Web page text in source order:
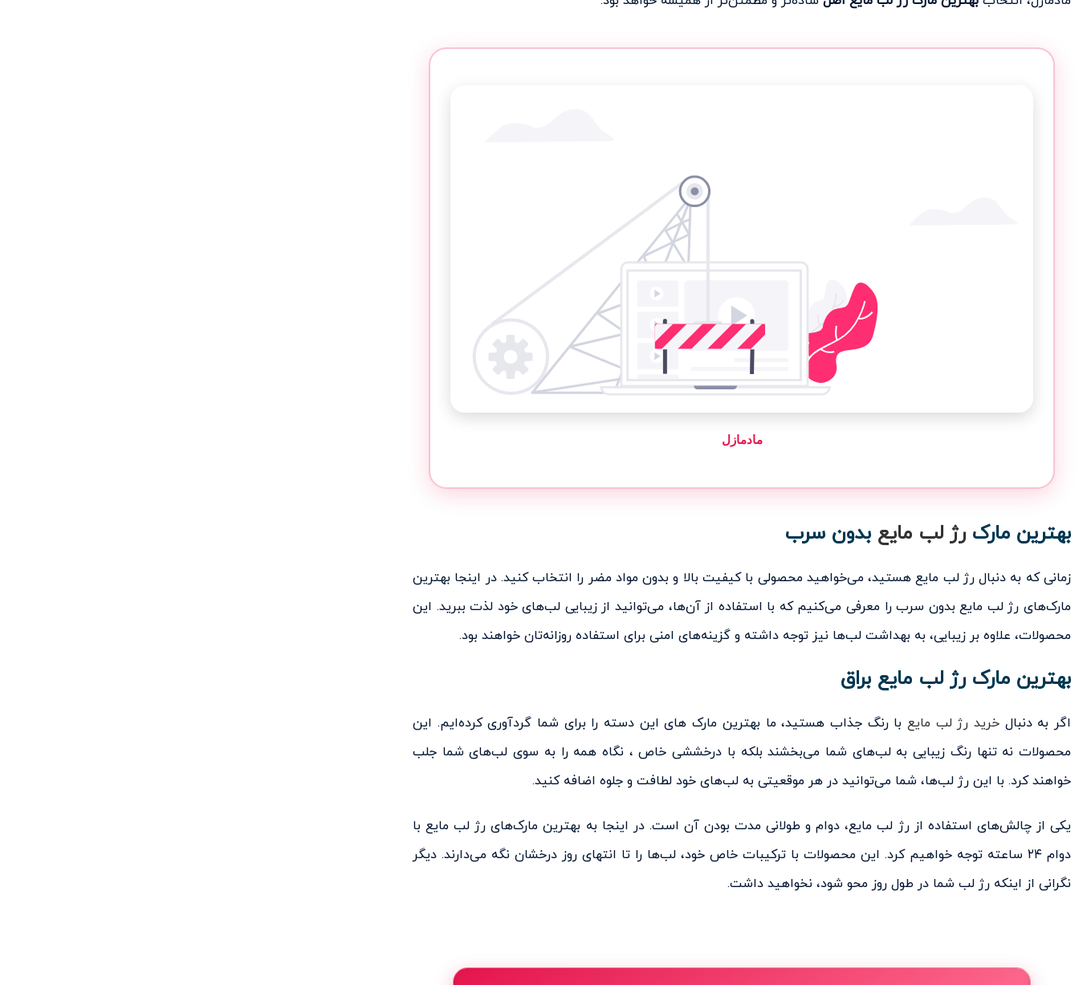
مادمازل
بهترین مارک رژ لب مایع بدون سرب
زمانی که به دنبال رژ لب مایع هستید، می‌خواهید محصولی با کیفیت بالا و بدون مواد مضر را انتخاب کنید. در اینجا بهترین
مارک‌های رژ لب مایع بدون سرب را معرفی می‌کنیم که با استفاده از آن‌ها، می‌توانید از زیبایی لب‌های خود لذت ببرید. این
محصولات، علاوه بر زیبایی، به بهداشت لب‌ها نیز توجه داشته و گزینه‌های امنی برای استفاده روزانه‌تان خواهند بود.
بهترین مارک رژ لب مایع براق
اگر به دنبالخرید رژ لب مایع با رنگ جذاب هستید، ما بهترین مارک های این دسته را برای شما گردآوری کرده‌ایم. این
محصولات نه تنها رنگ زیبایی به لب‌های شما می‌بخشند بلکه با درخششی خاص ، نگاه همه را به سوی لب‌های شما جلب
خواهند کرد. با این رژ لب‌ها، شما می‌توانید در هر موقعیتی به لب‌های خود لطافت و جلوه اضافه کنید.
یکی از چالش‌های استفاده از رژ لب مایع، دوام و طولانی مدت بودن آن است. در اینجا به بهترین مارک‌های رژ لب مایع با
دوام ۲۴ ساعته توجه خواهیم کرد. این محصولات با ترکیبات خاص خود، لب‌ها را تا انتهای روز درخشان نگه می‌دارند. دیگر
نگرانی از اینکه رژ لب شما در طول روز محو شود، نخواهید داشت.